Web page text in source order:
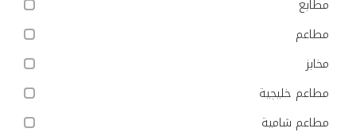
مطابع
مطاعم
مخابز
مطاعم خليجية
مطاعم شامية